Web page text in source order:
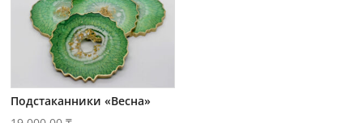
Подстаканники «Весна»